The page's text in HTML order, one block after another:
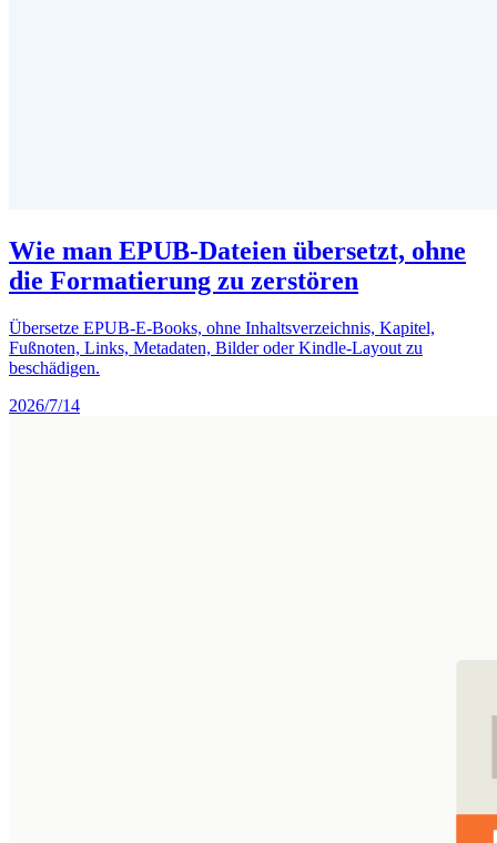
Wie man EPUB-Dateien übersetzt, ohne
die Formatierung zu zerstören
Übersetze EPUB-E-Books, ohne Inhaltsverzeichnis, Kapitel,
Fußnoten, Links, Metadaten, Bilder oder Kindle-Layout zu
beschädigen.
2026/7/14